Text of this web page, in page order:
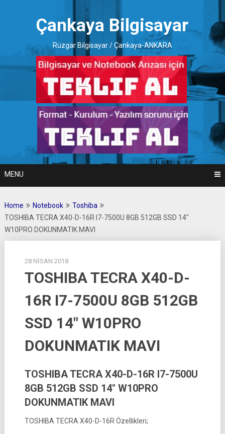
Çankaya Bilgisayar
Rüzgar Bilgisayar / Çankaya-ANKARA
MENU
Home Notebook
Toshiba
TOSHIBA TECRA X40-D-16R I7-7500U 8GB 512GB SSD 14″
W10PRO DOKUNMATIK MAVI
28 NISAN 2018
TOSHIBA TECRA X40-D-
16R I7-7500U 8GB 512GB
SSD 14″ W10PRO
DOKUNMATIK MAVI
TOSHIBA TECRA X40-D-16R I7-7500U
8GB 512GB SSD 14″ W10PRO
DOKUNMATIK MAVI
TOSHIBA TECRA X40-D-16R Özellikleri;